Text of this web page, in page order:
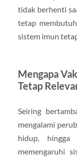
tidak berhenti
tetap
sistem imun
Mengapa
Tetap
Seiring
mengalami
hidup,
memengaruhi